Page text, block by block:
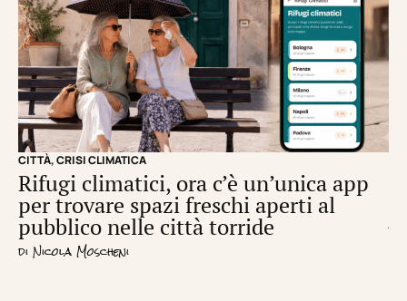
CITTÀ,CRISI CLIMATICA
Rifugi climatici, ora c’è un’unica app
per trovare spazi freschi aperti al
pubblico nelle città torride
di Nicola Moscheni